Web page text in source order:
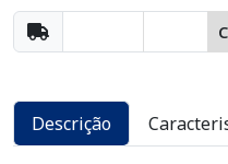
Descrição